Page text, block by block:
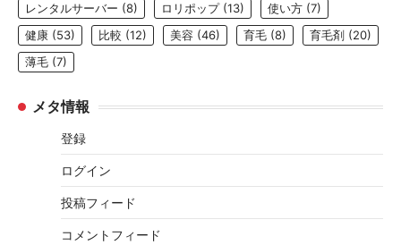
レンタルサーバー (8) ロリポップ(13) 使い方 (7)
健康 (53) 比較 (12) 美容 (46) 育毛 (8) 育毛剤 (20)
薄毛 (7)
メタ情報
登録
ログイン
投稿フィード
コメントフィード